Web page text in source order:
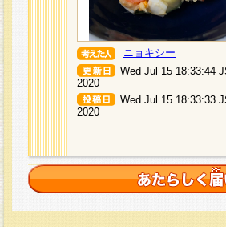
ニョキシー
Wed Jul 15 18:33:44
2020
Wed Jul 15 18:33:33
2020